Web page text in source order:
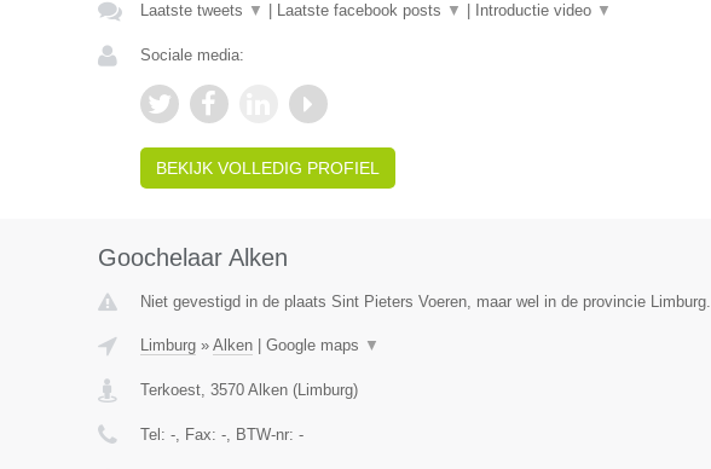
Laatste tweets ▼ Laatste facebook posts ▼ Introductie video ▼
Sociale media:
BEKIJK VOLLEDIG PROFIEL
Goochelaar Alken
Niet gevestigd in de plaats Sint Pieters Voeren, maar wel in de provincie Limburg.
Limburg» Alken| Google maps ▼
Terkoest, 3570 Alken(Limburg)
Tel: -, Fax: -, BTW-nr: -